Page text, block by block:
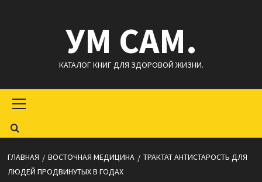
УМ САМ.
КАТАЛОГ КНИГ ДЛЯ ЗДОРОВОЙ ЖИЗНИ.
меню
ГЛАВНАЯ ВОСТОЧНАЯ МЕДИЦИНА
ТРАКТАТ АНТИСТАРОСТЬ ДЛЯ
ЛЮДЕЙ ПРОДВИНУТЫХ В ГОДАХ